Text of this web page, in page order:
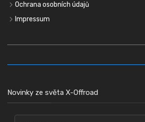
Ochrana osobních údajů
Impressum
Novinky ze světa X-Offroad